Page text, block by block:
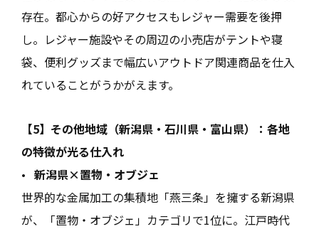
存在。都心からの好アクセスもレジャー需要を後押
し。レジャー施設やその周辺の小売店がテントや寝
袋、便利グッズまで幅広いアウトドア関連商品を仕入
れていることがうかがえます。
【5】その他地域（新潟県・石川県・富山県）：各地
の特徴が光る仕入れ
• 新潟県×置物・オブジェ
世界的な金属加工の集積地「燕三条」を擁する新潟県
が、「置物・オブジェ」カテゴリで1位に。江戸時代